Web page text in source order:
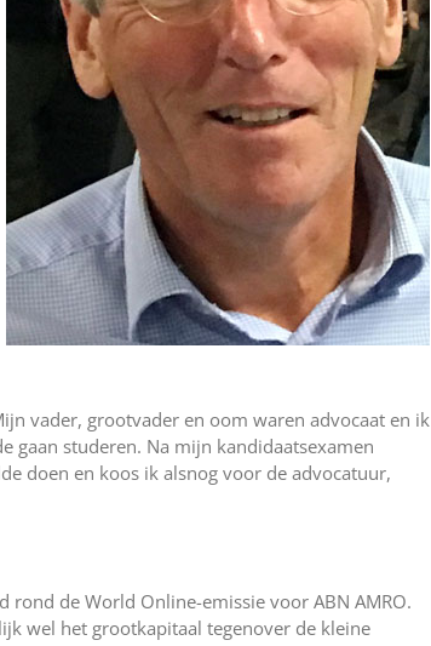
vader, grootvader en oom waren advocaat en ik
gaan studeren. Na mijn kandidaatsexamen
doen en koos ik alsnog voor de advocatuur,
rond de World Online-emissie voor ABN AMRO.
wel het grootkapitaal tegenover de kleine